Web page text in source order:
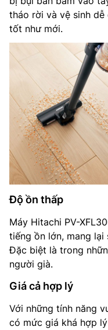
tháo rời và vệ sinh
tốt như mới.
Độ ồn thấp
Máy Hitachi PV-
tiếng ồn lớn, mang
Đặc biệt là trong
người già.
Giá cả hợp lý
Với những tính năng
có mức giá khá hợp